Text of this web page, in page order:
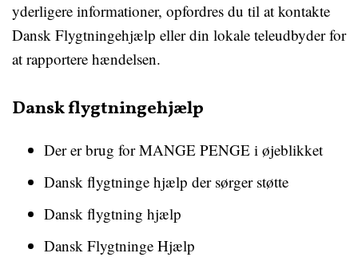
yderligere informationer, opfordres du til at kontakte
Dansk Flygtningehjælp eller din lokale teleudbyder for
at rapportere hændelsen.
Dansk flygtningehjælp
Der er brug for MANGE PENGE i øjeblikket
Dansk flygtninge hjælp der sørger støtte
Dansk flygtning hjælp
Dansk Flygtninge Hjælp